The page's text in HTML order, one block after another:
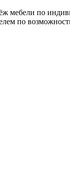
мебели по
по